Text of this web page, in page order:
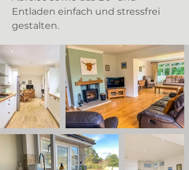
Entladen einfach und stressfrei
gestalten.